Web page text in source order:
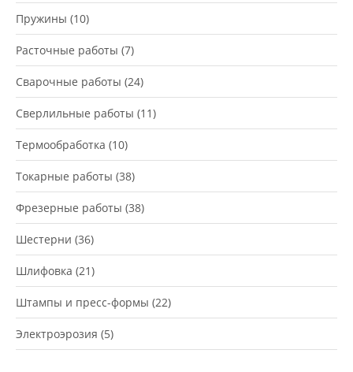
Пружины (10)
Расточные работы (7)
Сварочные работы (24)
Сверлильные работы (11)
Термообработка (10)
Токарные работы (38)
Фрезерные работы (38)
Шестерни (36)
Шлифовка (21)
Штампы и пресс-формы (22)
Электроэрозия (5)